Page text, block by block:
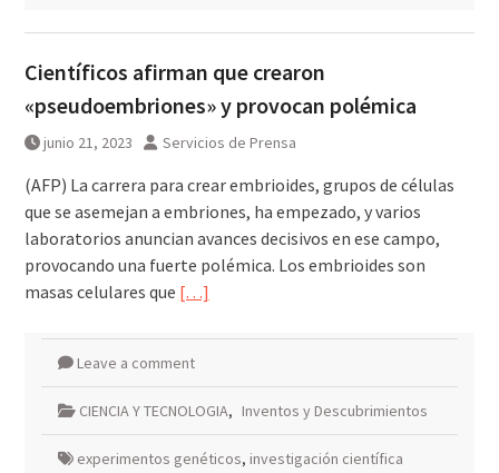
Científicos afirman que crearon
«pseudoembriones» y provocan polémica
junio 21, 2023 Servicios de Prensa
(AFP) La carrera para crear embrioides, grupos de células
que se asemejan a embriones, ha empezado, y varios
laboratorios anuncian avances decisivos en ese campo,
provocando una fuerte polémica. Los embrioides son
masas celulares que […]
Leave a comment
CIENCIA Y TECNOLOGIA, Inventos y Descubrimientos
experimentos genéticos, investigación científica